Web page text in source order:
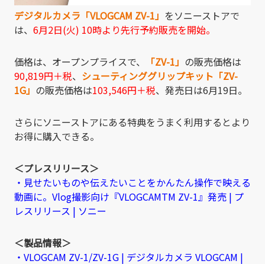
デジタルカメラ「VLOGCAM ZV-1」 をソニーストアで
は、 6月2日(火) 10時より先行予約販売を開始。
価格は、オープンプライスで、 「ZV-1」 の販売価格は
90,819円＋税、 シューティンググリップキット「ZV-
1G」 の販売価格は103,546円＋税、発売日は6月19日。
さらにソニーストアにある特典をうまく利用するとより
お得に購入できる。
＜プレスリリース＞
・見せたいものや伝えたいことをかんたん操作で映える
動画に。Vlog撮影向け『VLOGCAMTM ZV-1』発売 | プ
レスリリース | ソニー
＜製品情報＞
・VLOGCAM ZV-1/ZV-1G | デジタルカメラ VLOGCAM |